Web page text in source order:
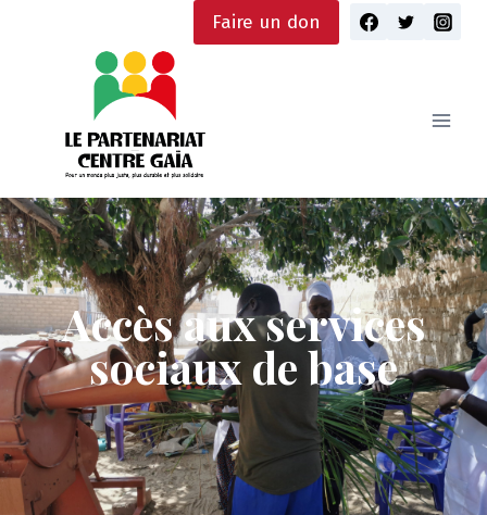
Faire un don
Accès aux services
sociaux de base